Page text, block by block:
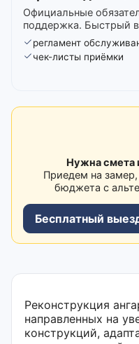
Официальные
поддержка. Быстрый
регламент
чек-листы приёмки
Нужна смета
Приедем на
бюджета с
Бесплатный
Реконструкция
направленных на
конструкций,